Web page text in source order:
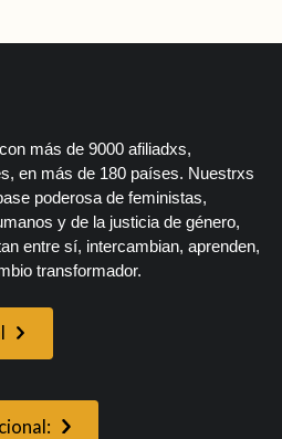
más de 9000 afiliadxs,
en más de 180 países. Nuestrxs
poderosa de feministas,
y de la justicia de género,
entre sí, intercambian, aprenden,
transformador.